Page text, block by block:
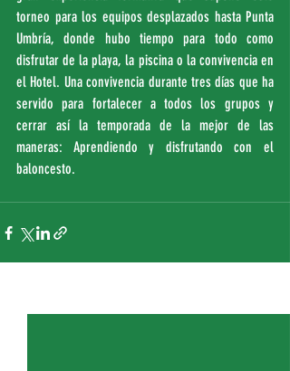
torneo para los equipos desplazados hasta Punta
Umbría, donde hubo tiempo para todo como
disfrutar de la playa, la piscina o la convivencia en
el Hotel. Una convivencia durante tres días que ha
servido para fortalecer a todos los grupos y
cerrar así la temporada de la mejor de las
maneras: Aprendiendo y disfrutando con el
baloncesto.